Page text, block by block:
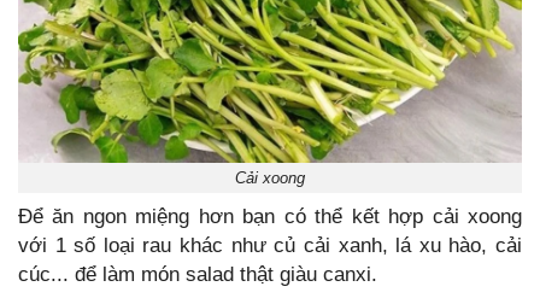
Cải xoong
Để ăn ngon miệng hơn bạn có thể kết hợp cải xoong
với 1 số loại rau khác như củ cải xanh, lá xu hào, cải
cúc... để làm món salad thật giàu canxi.